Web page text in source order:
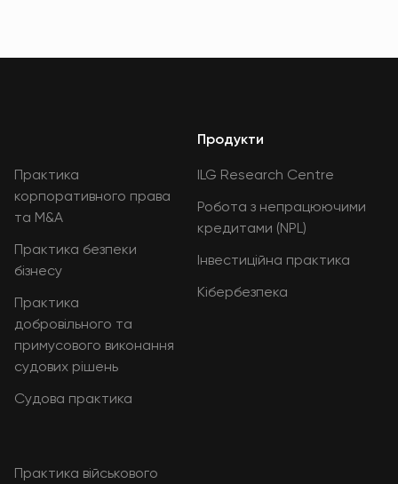
Практика
корпоративного права
та M&A
Практика безпеки
бізнесу
Практика
добровільного та
примусового виконання
судових рішень
Судова практика
Практика військового
Продукти
ILG Research Centre
Робота з непрацюючими
кредитами (NPL)
Інвестиційна практика
Кібербезпека